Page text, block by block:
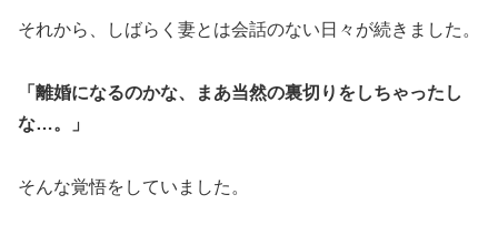
それから、しばらく妻とは会話のない日々が続きました。
「離婚になるのかな、まあ当然の裏切りをしちゃったし
な…。」
そんな覚悟をしていました。